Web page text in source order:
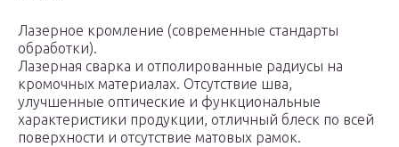
Лазерное кромление (современные стандарты
обработки).
Лазерная сварка и отполированные радиусы на
кромочных материалах. Отсутствие шва,
улучшенные оптические и функциональные
характеристики продукции, отличный блеск по всей
поверхности и отсутствие матовых рамок.